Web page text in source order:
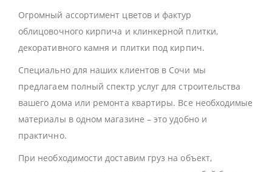
Огромный ассортимент цветов и фактур
облицовочного кирпича и клинкерной плитки,
декоративного камня и плитки под кирпич.
Специально для наших клиентов в Сочи мы
предлагаем полный спектр услуг для строительства
вашего дома или ремонта квартиры. Все необходимые
материалы в одном магазине – это удобно и
практично.
При необходимости доставим груз на объект,